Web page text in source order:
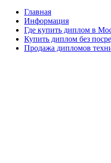
Главная
Информация
Где купить диплом в
Купить диплом без
Продажа дипломов